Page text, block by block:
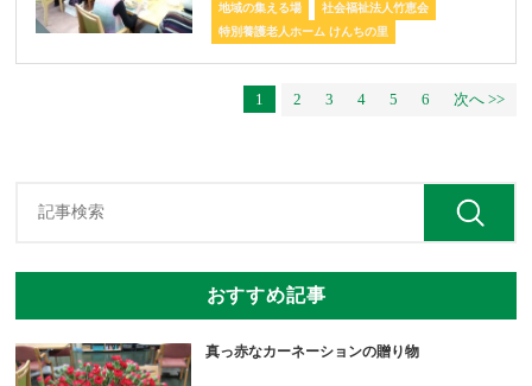
地域の集える場
社会福祉法人竹恵会
特別養護老人ホーム けんちの里
1 2 3 4 5 6 次へ >>
おすすめ記事
真っ赤なカーネーションの贈り物